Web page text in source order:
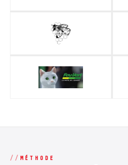
MÉTHODE